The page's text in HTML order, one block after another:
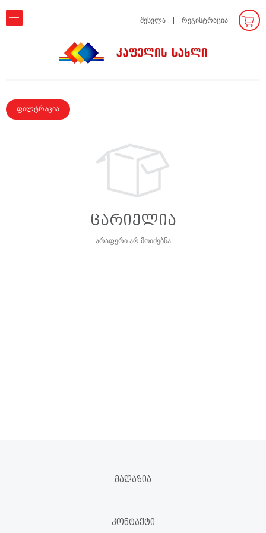
შესვლა რეგისტრაცია
ფილტრაცია
ცარიელია
არაფერი არ მოიძებნა
ᲛᲐᲦᲐᲖᲘᲐ
ᲙᲝᲜᲢᲐᲥᲢᲘ